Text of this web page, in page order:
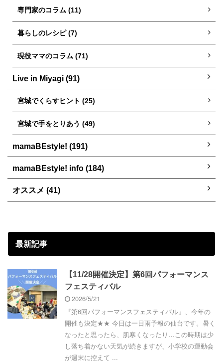
専門家のコラム (11)
暮らしのレシピ (7)
現役ママのコラム (71)
Live in Miyagi (91)
宮城でくらすヒント (25)
宮城で手をとりあう (49)
mamaBEstyle! (191)
mamaBEstyle! info (184)
オススメ (41)
最新記事
【11/28開催決定】第6回パフォーマンス
フェスティバル
2026/5/21
『第6回パフォーマンスフェスティバル』、今年の
開催も決定★★ 今日は一日雨予報の仙台です。暑く
なったと思ったら、肌寒くなったり…この時期は少
し落ち着かない天気が続きますが、小学校の運動会
が週末に控えて ...